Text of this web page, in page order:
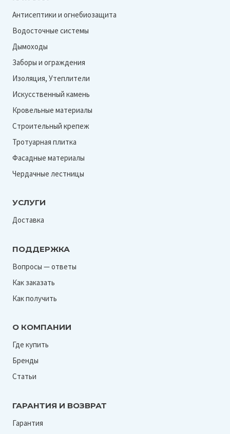
39,5х34,5 см
40х40 см
600х300 мм
79,5х34,5 см
80х23 см
Байкал
Бежевый
Берилл
Бромо
Валдай
Каспий
Красный
Ладога
Рица
С900-13
С900-14
С900-64
Антисептики и огнебиозащита
Водосточные системы
Дымоходы
Заборы и ограждения
Изоляция, Утеплители
Искусственный камень
Кровельные материалы
Строительный крепеж
Тротуарная плитка
Фасадные материалы
Чердачные лестницы
УСЛУГИ
Доставка
ПОДДЕРЖКА
Вопросы — ответы
Как заказать
Как получить
О КОМПАНИИ
Где купить
Бренды
Статьи
ГАРАНТИЯ И ВОЗВРАТ
Гарантия